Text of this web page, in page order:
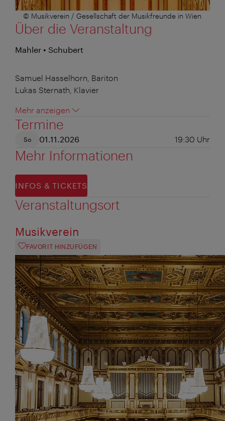
© Musikverein / Gesellschaft der Musikfreunde in Wien
Über die Veranstaltung
Mahler • Schubert
Samuel Hasselhorn, Bariton
Lukas Sternath, Klavier
Mehr anzeigen
Termine
So 01.11.2026 19:30 Uhr
Mehr Informationen
INFOS & TICKETS
Veranstaltungsort
Musikverein
FAVORIT HINZUFÜGEN